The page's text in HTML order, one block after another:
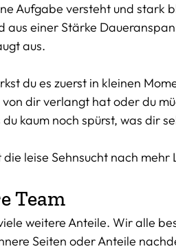
Aufgabe versteht und stark
aus einer Stärke
aus.
du es zuerst in kleinen
dir verlangt hat oder du
kaum noch spürst, was dir
leise Sehnsucht nach mehr
Team
weitere Anteile. Wir alle
Seiten oder Anteile